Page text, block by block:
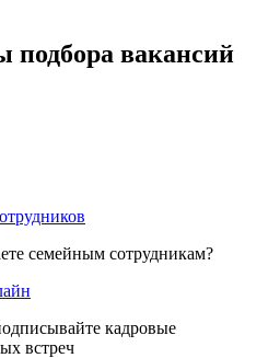
вакансий
семейным сотрудникам?
кадровые
встреч